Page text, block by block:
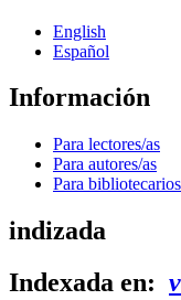
English
Español
Información
Para lectores/as
Para autores/as
Para
indizada
Indexada en: